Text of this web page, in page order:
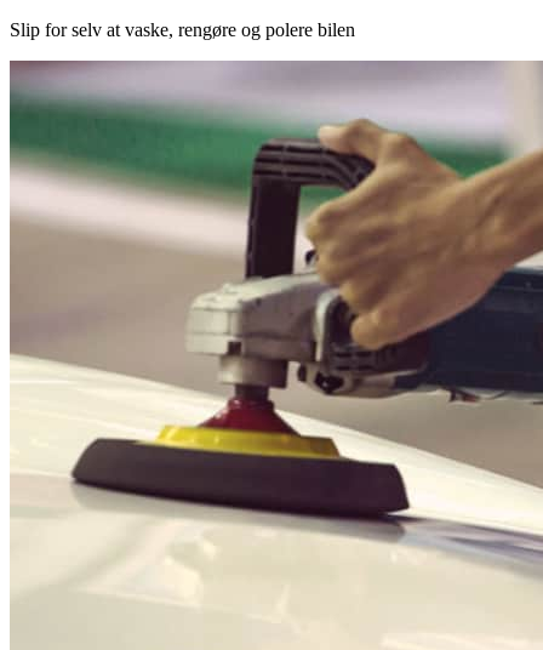
Slip for selv at vaske, rengøre og polere bilen